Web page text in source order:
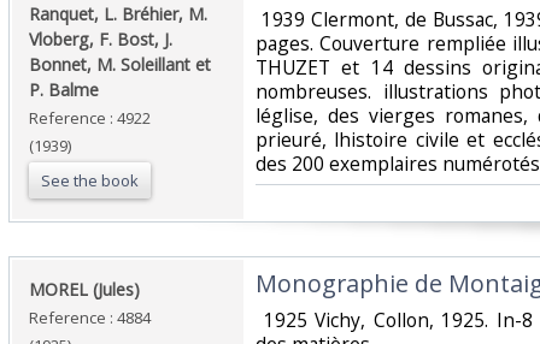
Ranquet, L. Bréhier, M.
Vloberg, F. Bost, J.
Bonnet, M. Soleillant et
P. Balme‎
Reference : 4922
(1939)
See the book
1939 Clermont, de Bussac,
pages. Couverture rempliée
THUZET et 14 dessins
nombreuses. illustrations
léglise, des vierges
prieuré, lhistoire civile et
des 200 exemplaires
‎MOREL (Jules)‎
Reference : 4884
‎Monographie de
1925 Vichy, Collon, 1925.